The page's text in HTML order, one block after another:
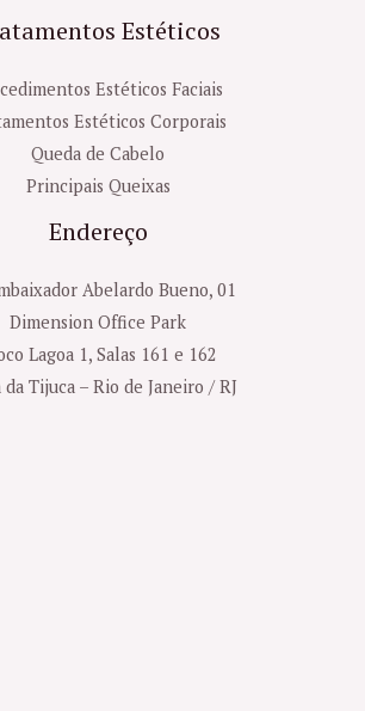
Estéticos
Estéticos Faciais
Estéticos Corporais
Queda de Cabelo
Principais Queixas
Endereço
Abelardo Bueno, 01
Dimension Office Park
Lagoa 1, Salas 161 e 162
da Tijuca – Rio de Janeiro / RJ